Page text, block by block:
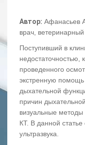
Автор: Афанасьев
врач,
Поступивший в
недостаточностью,
проведенного
экстренную
дыхательной
причин
визуальные методы
КТ. В данной
ультразвука.